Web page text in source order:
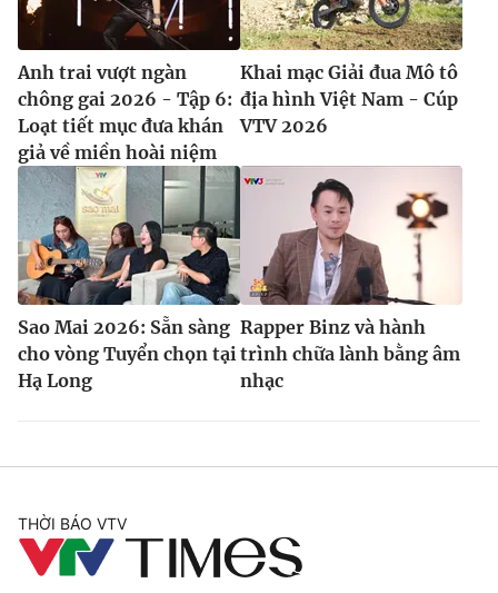
Anh trai vượt ngàn
chông gai 2026 - Tập 6:
Loạt tiết mục đưa khán
giả về miền hoài niệm
Khai mạc Giải đua Mô tô
địa hình Việt Nam - Cúp
VTV 2026
Sao Mai 2026: Sẵn sàng
cho vòng Tuyển chọn tại
Hạ Long
Rapper Binz và hành
trình chữa lành bằng âm
nhạc
THỜI BÁO VTV